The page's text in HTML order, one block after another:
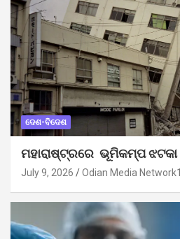
ଦେଶ-ବିଦେଶ
ମହାରାଷ୍ଟ୍ରରେ ଭୂମିକମ୍ପ ଝଟକା
July 9, 2026 Odian Media Network1